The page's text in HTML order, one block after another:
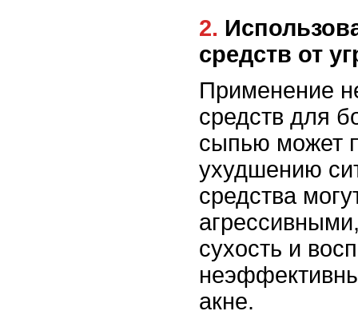
2. Использование неправильных
средств от
Применение
средств для
сыпью может
ухудшению
средства
сухость и
акне.